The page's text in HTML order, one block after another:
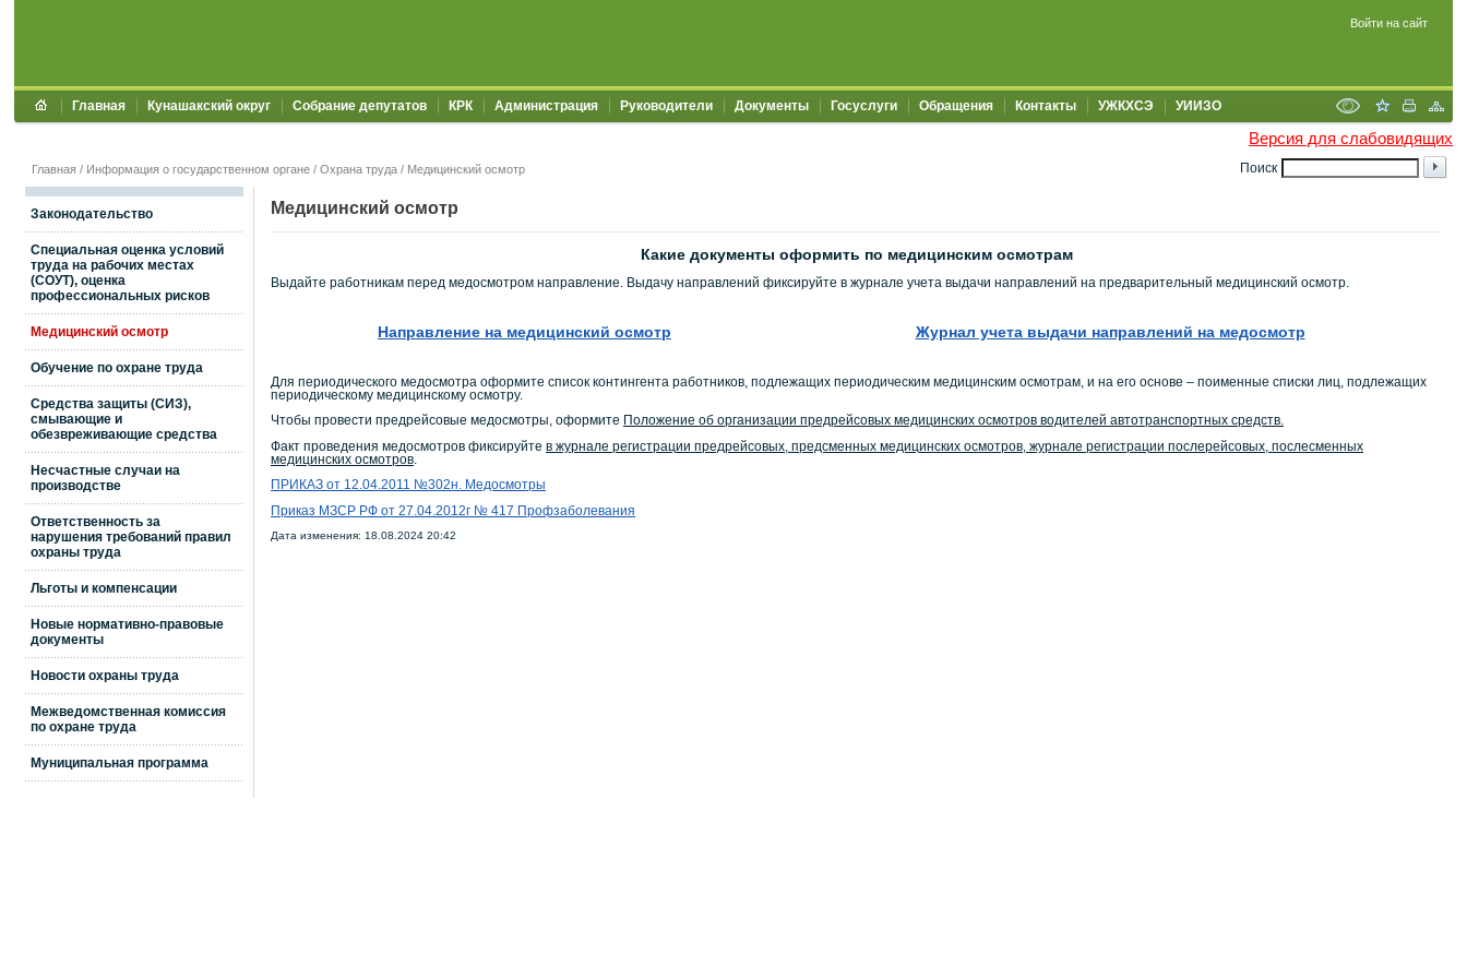
Войти на сайт
Главная Кунашакский округ Собрание депутатов КРК Администрация Руководители Документы Госуслуги Обращения Контакты УЖКХСЭ УИИЗО
Версия для слабовидящих
Поиск
Главная / Информация о государственном органе / Охрана труда / Медицинский осмотр
Законодательство
Специальная оценка условий
труда на рабочих местах
(СОУТ), оценка
профессиональных рисков
Медицинский осмотр
Обучение по охране труда
Средства защиты (СИЗ),
смывающие и
обезвреживающие средства
Несчастные случаи на
производстве
Ответственность за
нарушения требований правил
охраны труда
Льготы и компенсации
Новые нормативно-правовые
документы
Новости охраны труда
Межведомственная комиссия
по охране труда
Муниципальная программа
Медицинский осмотр
Какие документы оформить по медицинским осмотрам
Выдайте работникам перед медосмотром направление. Выдачу направлений фиксируйте в журнале учета выдачи направлений на предварительный медицинский осмотр.
Направление на медицинский осмотр Журнал учета выдачи направлений на медосмотр
Для периодического медосмотра оформите список контингента работников, подлежащих периодическим медицинским осмотрам, и на его основе – поименные списки лиц, подлежащих
периодическому медицинскому осмотру.
Чтобы провести предрейсовые медосмотры, оформите
Положение об организации предрейсовых медицинских осмотров водителей автотранспортных средств.
Факт проведения медосмотров фиксируйте в журнале регистрации предрейсовых, предсменных медицинских осмотров, журнале регистрации послерейсовых, послесменных
медицинских осмотров
ПРИКАЗ от 12.04.2011 №302н. Медосмотры
Приказ МЗСР РФ от 27.04.2012г № 417 Профзаболевания
Дата изменения: 18.08.2024 20:42